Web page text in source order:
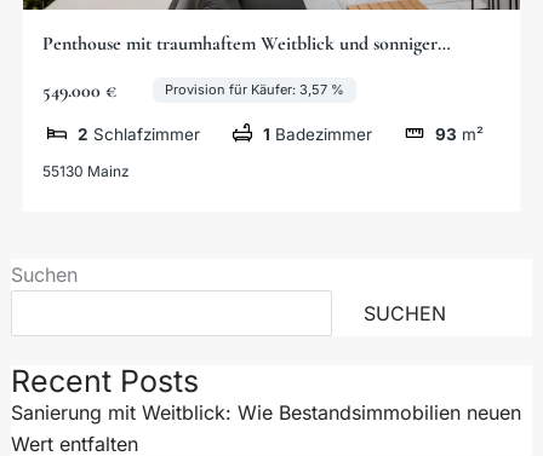
Penthouse mit traumhaftem Weitblick und sonniger
549.000 € Provision für Käufer: 3,57 %
2 Schlafzimmer 1 Badezimmer 93 m²
55130 Mainz
Suchen
SUCHEN
Recent Posts
Sanierung mit Weitblick: Wie Bestandsimmobilien neuen
Wert entfalten